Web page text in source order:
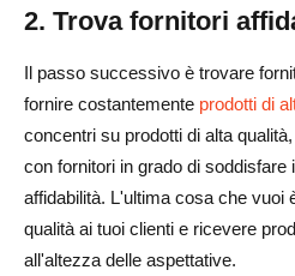
2. Trova fornitori
Il passo successivo è trovare
fornire costantemente prodotti di
concentri su prodotti di alta
con fornitori in grado di soddisfare
affidabilità. L'ultima cosa che vuoi
qualità ai tuoi clienti e ricevere
all'altezza delle aspettative.